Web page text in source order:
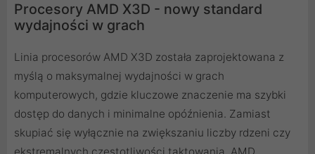
Procesory AMD X3D - nowy standard
wydajności w grach
Linia procesorów AMD X3D została zaprojektowana z
myślą o maksymalnej wydajności w grach
komputerowych, gdzie kluczowe znaczenie ma szybki
dostęp do danych i minimalne opóźnienia. Zamiast
skupiać się wyłącznie na zwiększaniu liczby rdzeni czy